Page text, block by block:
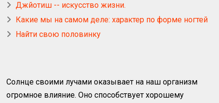
Джйотиш -- искусство жизни.
Какие мы на самом деле: характер по форме ногтей
Найти свою половинку
Солнце своими лучами оказывает на наш организм
огромное влияние. Оно способствует хорошему